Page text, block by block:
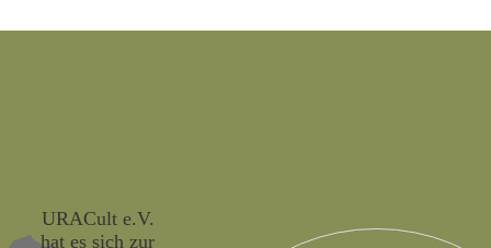
URACult e.V.
hat es sich zur